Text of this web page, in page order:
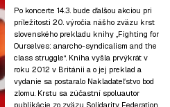
Po koncerte 14.3.bude ďalšou akciou pri
príležitosti 20. výročia nášho zväzu krst
slovenského prekladu knihy „Fighting for
Ourselves: anarcho-syndicalism and the
class struggle“. Kniha vyšla prvýkrát v
roku 2012 v Británii a o jej preklad a
vydanie sa postaralo Nakladateľstvo bod
zlomu. Krstu sa zúčastní spoluautor
publikácie zo zväzu Solidarity Federation